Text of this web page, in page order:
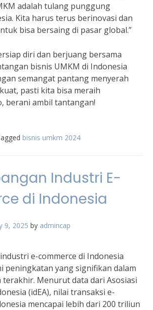
adalah tulang punggung
Kita harus terus berinovasi dan
bisa bersaing di pasar global.”
diri dan berjuang bersama
bisnis UMKM di Indonesia
semangat pantang menyerah
pasti kita bisa meraih
berani ambil tantangan!
bisnis umkm 2024
Industri E-
di Indonesia
9, 2025 by admincap
e-commerce di Indonesia
peningkatan yang signifikan dalam
Menurut data dari Asosiasi
(idEA), nilai transaksi e-
mencapai lebih dari 200 triliun